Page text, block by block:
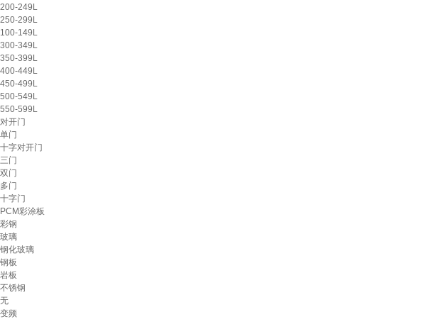
200-249L
250-299L
100-149L
300-349L
350-399L
400-449L
450-499L
500-549L
550-599L
对开门
单门
十字对开门
三门
双门
多门
十字门
PCM彩涂板
彩钢
玻璃
钢化玻璃
钢板
岩板
不锈钢
无
变频